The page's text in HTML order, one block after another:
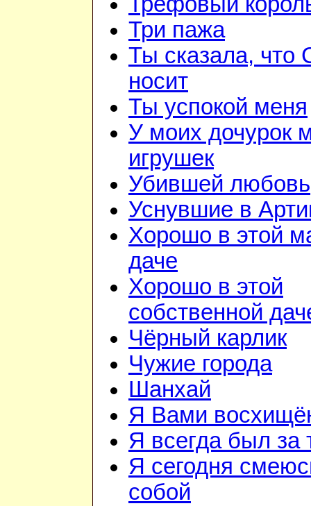
Три пажа
Ты сказала, что
носит
Ты успокой меня
У моих дочурок
игрушек
Убившей любовь
Уснувшие в
Хорошо в этой
даче
Хорошо в этой
собственной
Чёрный карлик
Чужие города
Шанхай
Я Вами
Я всегда был за
Я сегодня
собой